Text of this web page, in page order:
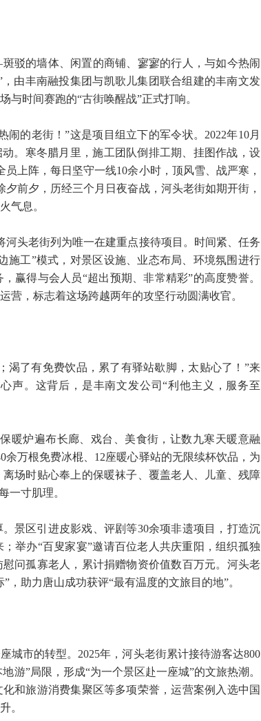
驳的墙体、闲置的商铺、寥寥的行人，与如今热闹
由丰南融投集团与凯歌儿集团联合组建的丰南文发
时间赛跑的“古街唤醒战”正式打响。
的老街！”这是项目组立下的军令状。2022年10月
。寒冬腊月里，施工团队倒排工期、挂图作战，设
上阵，每日坚守一线10余小时，顶风雪、战严寒，
前夕，历经三个月日夜奋战，河头老街如期开街，
气息。
河头老街列为唯一在建重点接待项目。时间紧、任务
施工”模式，对景区设施、业态布局、环境氛围进行
赢得与会人员“超出预期、非常精彩”的高度赞誉。
营，标志着这场跨越两年的攻坚行动圆满收官。
渴了有免费饮品，累了有驿站歇脚，太贴心了！”来
声。这背后，是丰南文发公司“利他主义，服务至
暖炉遍布长廊、戏台、美食街，让数九寒天暖意融
万根免费冰棍、12座暖心驿站的无限续杯饮品，为
场时贴心奉上的保暖袜子、覆盖老人、儿童、残障
一寸肌理。
景区引进皮影戏、评剧等30余项非遗项目，打造沉
举办“百叟家宴”邀请百位老人共庆重阳，组织孤独
问孤寡老人，累计捐赠物资价值数百万元。河头老
助力唐山成功获评“最有温度的文旅目的地”。
城市的转型。2025年，河头老街累计接待游客达800
游”局限，形成“为一个景区赴一座城”的文旅热潮。
和旅游消费集聚区等多项荣誉，运营案例入选中国
。